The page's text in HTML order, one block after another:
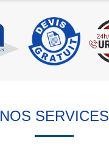
NOS SERVICES